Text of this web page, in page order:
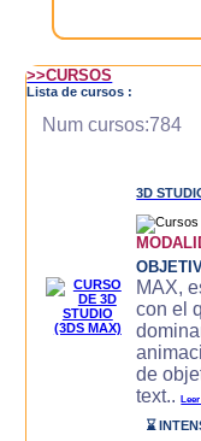
>>CURSOS
Lista de cursos :
Num cursos:784
3D
MAX,
con el
de
text..
⌛